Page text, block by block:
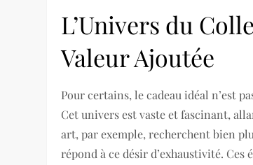
L’Univers du
Valeur Ajoutée
Pour certains, le cadeau idéal n’est
Cet univers est vaste et fascinant,
art, par exemple, recherchent bien
répond à ce désir d’exhaustivité.